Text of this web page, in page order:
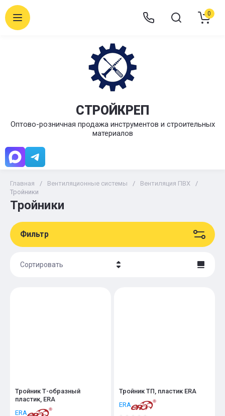
СТРОЙКРЕП
Оптово-розничная продажа инструментов и строительных
материалов
0
Главная / Вентиляционные системы / Вентиляция ПВХ
/
Тройники
Тройники
Фильтр
Сортировать
Тройник Т-образный
пластик, ERA
ERA
Тройник ТП, пластик ERA
ERA